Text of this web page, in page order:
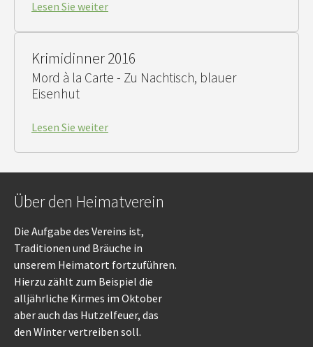
Lesen Sie weiter
Krimidinner 2016
Mord à la Carte - Zu Nachtisch, blauer
Eisenhut
Lesen Sie weiter
Über den Heimatverein
Die Aufgabe des Vereins ist,
Traditionen und Bräuche in
unserem Heimatort fortzuführen.
Hierzu zählt zum Beispiel die
alljährliche Kirmes im Oktober
aber auch das Hutzelfeuer, das
den Winter vertreiben soll.